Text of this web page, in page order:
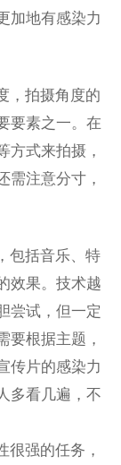
加地有感染力
，拍摄角度的
要素之一。在
方式来拍摄，
需注意分寸，
包括音乐、特
效果。技术越
尝试，但一定
要根据主题，
传片的感染力
多看几遍，不
很强的任务，